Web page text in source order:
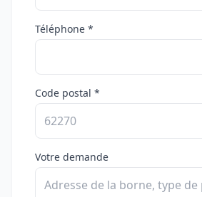
Téléphone *
Code postal *
Votre demande